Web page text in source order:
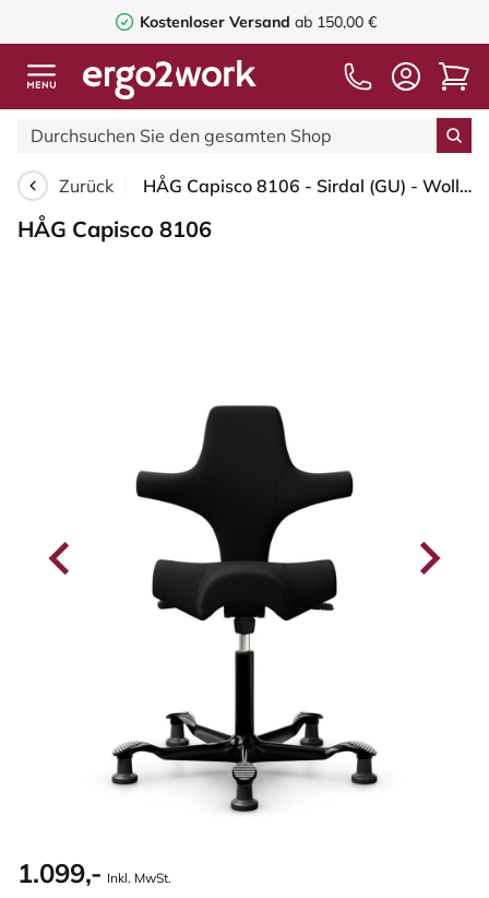
Kostenloser Versand ab 150,00 €
Zurück HÅG Capisco 8106 - Sirdal (GU) - Wolle - SRD190 Black - Schwarz - 150mm (Sitzhöhe 40-55cm) - Bodengleiter
HÅG Capisco 8106
1.099,- Inkl. MwSt.